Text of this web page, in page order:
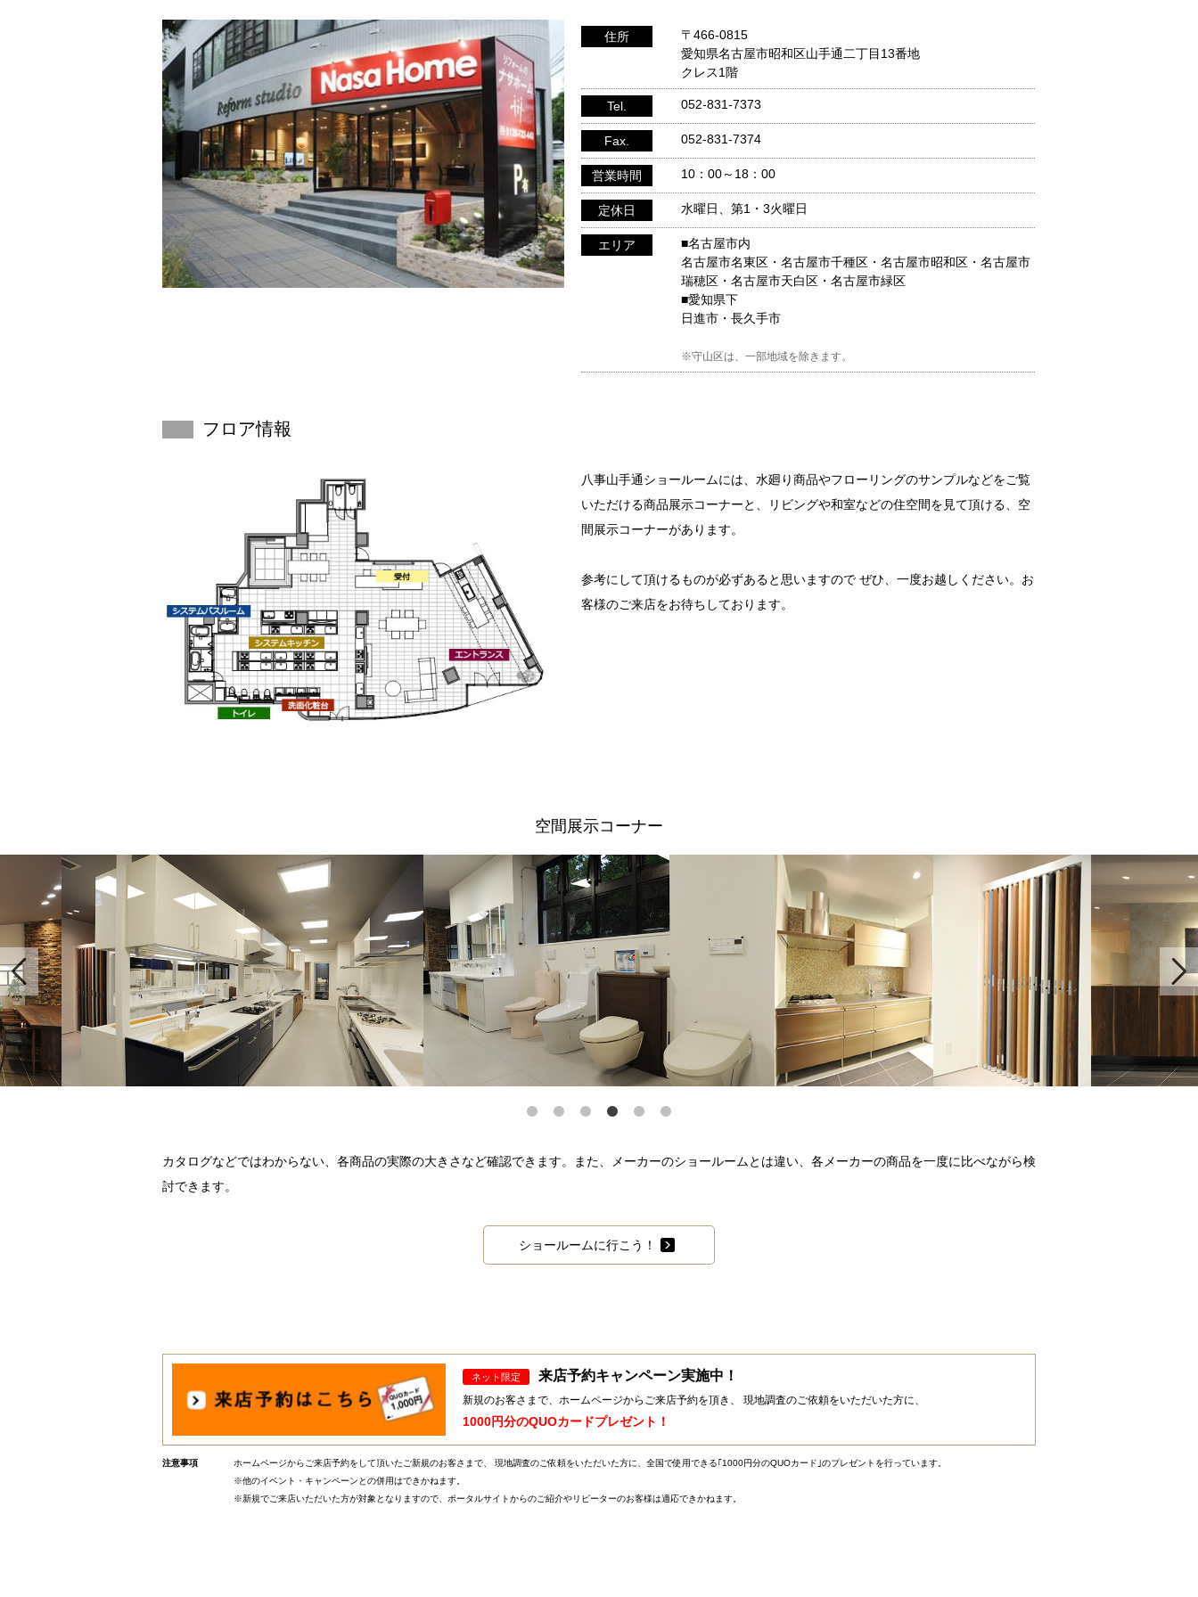
住所
〒466-0815
愛知県名古屋市昭和区山手通二丁目13番地
クレス1階
Tel. 052-831-7373
Fax. 052-831-7374
営業時間 10：00～18：00
定休日 水曜日、第1・3火曜日
エリア
■名古屋市内
名古屋市名東区・名古屋市千種区・名古屋市昭和区・名古屋市
瑞穂区・名古屋市天白区・名古屋市緑区
■愛知県下
日進市・長久手市
※守山区は、一部地域を除きます。
フロア情報
八事山手通ショールームには、水廻り商品やフローリングのサンプルなどをご覧
いただける商品展示コーナーと、リビングや和室などの住空間を見て頂ける、空
間展示コーナーがあります。
参考にして頂けるものが必ずあると思いますので ぜひ、一度お越しください。お
客様のご来店をお待ちしております。
空間展示コーナー
カタログなどではわからない、各商品の実際の大きさなど確認できます。また、メーカーのショールームとは違い、各メーカーの商品を一度に比べながら検
討できます。
ショールームに行こう！
ネット限定 来店予約キャンペーン実施中！
新規のお客さまで、ホームページからご来店予約を頂き、 現地調査のご依頼をいただいた方に、
1000円分のQUOカードプレゼント！
ホームページからご来店予約をして頂いたご新規のお客さまで、 現地調査のご依頼をいただいた方に、全国で使用できる｢1000円分のQUOカード｣のプレゼントを行っています。
※他のイベント・キャンペーンとの併用はできかねます。
※新規でご来店いただいた方が対象となりますので、ポータルサイトからのご紹介やリピーターのお客様は適応できかねます。